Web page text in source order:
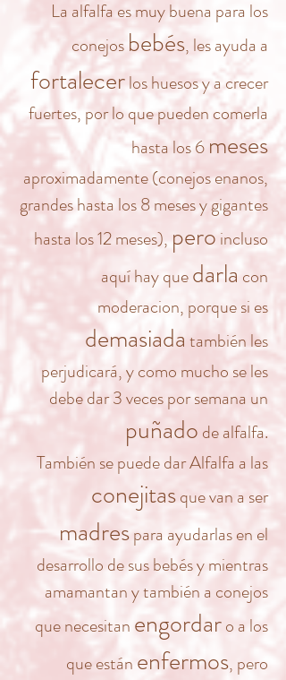
La alfalfa es muy buena para los
conejosbebés, les ayuda a
fortalecerlos huesos y a crecer
fuertes, por lo que pueden comerla
hasta los 6 meses
aproximadamente (conejos enanos,
grandes hasta los 8 meses y gigantes
hasta los 12 meses), pero incluso
aquí hay quedarla con
moderacion, porque si es
demasiada también les
perjudicará, y como mucho se les
debe dar 3 veces por semana un
puñado de alfalfa.
También se puede dar Alfalfa a las
conejitasque van a ser
madrespara ayudarlas en el
desarrollo de sus bebés y mientras
amamantan y también a conejos
que necesitan engordaro a los
que están enfermos, pero